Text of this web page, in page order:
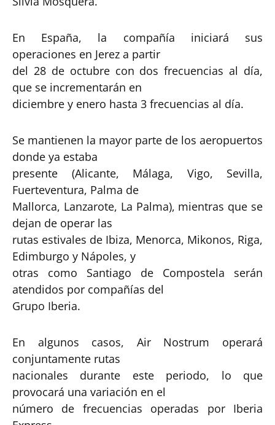
En España, la compañía iniciará sus
operaciones en Jerez a partir
del 28 de octubre con dos frecuencias al día,
que se incrementarán en
diciembre y enero hasta 3 frecuencias al día.
Se mantienen la mayor parte de los aeropuertos
donde ya estaba
presente (Alicante, Málaga, Vigo, Sevilla,
Fuerteventura, Palma de
Mallorca, Lanzarote, La Palma), mientras que se
dejan de operar las
rutas estivales de Ibiza, Menorca, Mikonos, Riga,
Edimburgo y Nápoles, y
otras como Santiago de Compostela serán
atendidos por compañías del
Grupo Iberia.
En algunos casos, Air Nostrum operará
conjuntamente rutas
nacionales durante este periodo, lo que
provocará una variación en el
número de frecuencias operadas por Iberia